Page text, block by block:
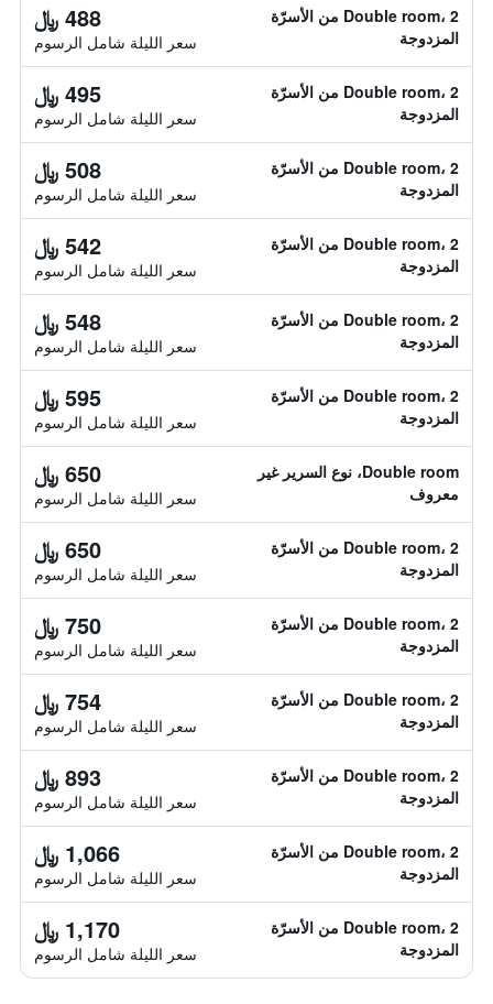
Double room، 2 من الأسرّة
المزدوجة
488 ﷼
سعر الليلة شامل الرسوم
Double room، 2 من الأسرّة
المزدوجة
495 ﷼
سعر الليلة شامل الرسوم
Double room، 2 من الأسرّة
المزدوجة
508 ﷼
سعر الليلة شامل الرسوم
Double room، 2 من الأسرّة
المزدوجة
542 ﷼
سعر الليلة شامل الرسوم
Double room، 2 من الأسرّة
المزدوجة
548 ﷼
سعر الليلة شامل الرسوم
Double room، 2 من الأسرّة
المزدوجة
595 ﷼
سعر الليلة شامل الرسوم
Double room، نوع السرير غير
معروف
650 ﷼
سعر الليلة شامل الرسوم
Double room، 2 من الأسرّة
المزدوجة
650 ﷼
سعر الليلة شامل الرسوم
Double room، 2 من الأسرّة
المزدوجة
750 ﷼
سعر الليلة شامل الرسوم
Double room، 2 من الأسرّة
المزدوجة
754 ﷼
سعر الليلة شامل الرسوم
Double room، 2 من الأسرّة
المزدوجة
893 ﷼
سعر الليلة شامل الرسوم
Double room، 2 من الأسرّة
المزدوجة
1,066 ﷼
سعر الليلة شامل الرسوم
Double room، 2 من الأسرّة
المزدوجة
1,170 ﷼
سعر الليلة شامل الرسوم